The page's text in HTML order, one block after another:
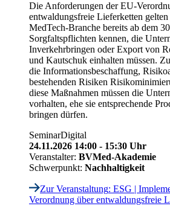
Die Anforderungen der EU-
entwaldungsfreie Lieferketten
MedTech-Branche bereits ab dem
Sorgfaltspflichten kennen, die
Inverkehrbringen oder Export von
und Kautschuk einhalten müssen.
die Informationsbeschaffung,
bestehenden Risiken
diese Maßnahmen müssen die
vorhalten, ehe sie entsprechende
bringen dürfen.
SeminarDigital
24.11.2026 14:00 - 15:30 Uhr
Veranstalter: BVMed-Akademie
Schwerpunkt: Nachhaltigkeit
Zur Veranstaltung: ESG |
Verordnung über entwaldungsfreie